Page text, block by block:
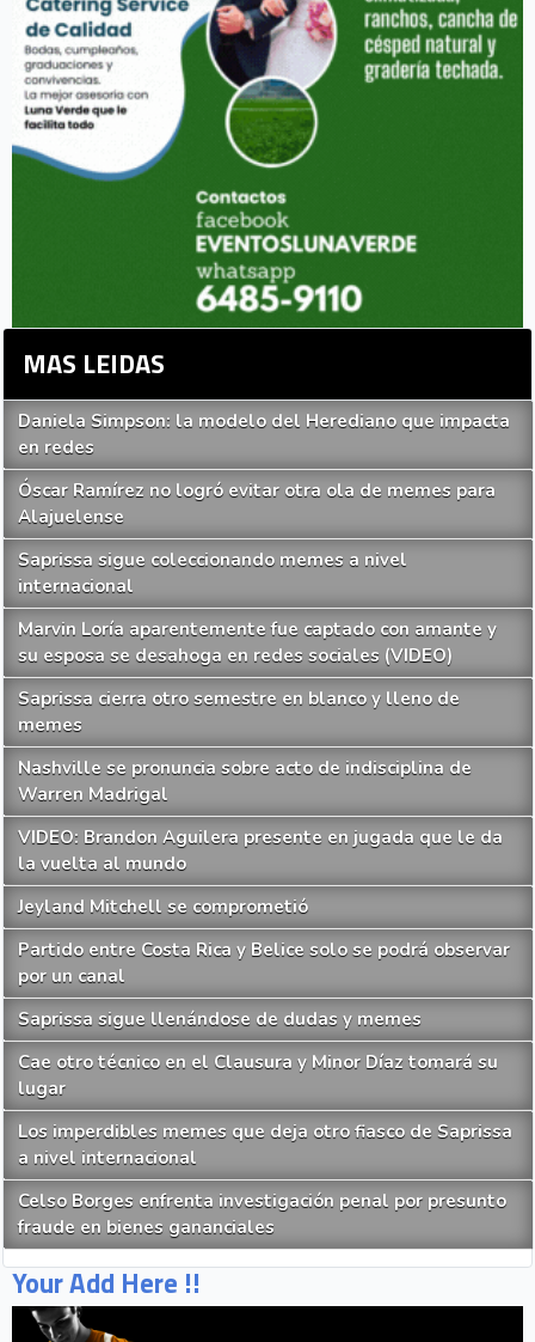
MAS LEIDAS
Daniela Simpson: la modelo del Herediano que impacta
en redes
Óscar Ramírez no logró evitar otra ola de memes para
Alajuelense
Saprissa sigue coleccionando memes a nivel
internacional
Marvin Loría aparentemente fue captado con amante y
su esposa se desahoga en redes sociales (VIDEO)
Saprissa cierra otro semestre en blanco y lleno de
memes
Nashville se pronuncia sobre acto de indisciplina de
Warren Madrigal
VIDEO: Brandon Aguilera presente en jugada que le da
la vuelta al mundo
Jeyland Mitchell se comprometió
Partido entre Costa Rica y Belice solo se podrá observar
por un canal
Saprissa sigue llenándose de dudas y memes
Cae otro técnico en el Clausura y Minor Díaz tomará su
lugar
Los imperdibles memes que deja otro fiasco de Saprissa
a nivel internacional
Celso Borges enfrenta investigación penal por presunto
fraude en bienes gananciales
Your Add Here !!